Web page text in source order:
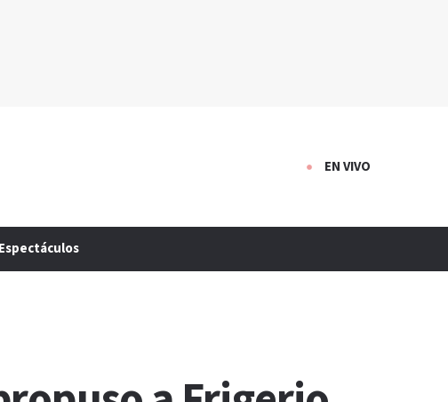
EN VIVO
Espectáculos